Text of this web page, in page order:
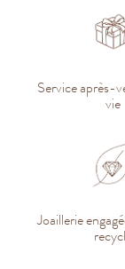
Service après-
vie
Joaillerie